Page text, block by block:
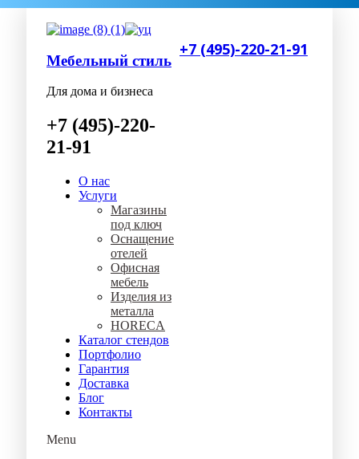
Мебельный стиль
Для дома и бизнеса
+7 (495)-220-
21-91
О нас
Услуги
Магазины
под ключ
Оснащение
отелей
Офисная
мебель
Изделия из
металла
HORECA
Каталог стендов
Портфолио
Гарантия
Доставка
Блог
Контакты
Menu
+7 (495)-220-21-91